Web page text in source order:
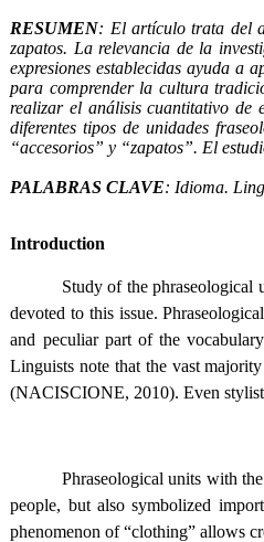
RESUMEN: El artículo trata del
zapatos. La relevancia de la
expresiones establecidas ayuda a
para comprender la cultura
realizar el análisis cuantitativo de
diferentes tipos de unidades
“accesorios” y “zapatos”. El
PALABRAS CLAVE: Idioma.
Introduction
Study of the phraseological
devoted to this issue.
and peculiar part of the
Linguists note that the vast
(NACISCIONE, 2010). Even
Phraseological units with
people, but also symbolized
phenomenon of “clothing” allows